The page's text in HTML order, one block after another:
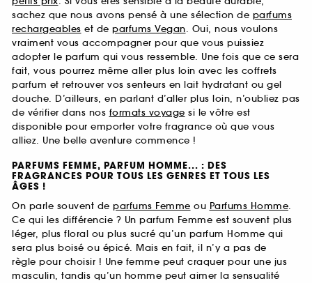
sachez que nous avons pensé à une sélection de parfums
rechargeables et de parfums Vegan. Oui, nous voulons
vraiment vous accompagner pour que vous puissiez
adopter le parfum qui vous ressemble. Une fois que ce sera
fait, vous pourrez même aller plus loin avec les coffrets
parfum et retrouver vos senteurs en lait hydratant ou gel
douche. D’ailleurs, en parlant d’aller plus loin, n’oubliez pas
de vérifier dans nos formats voyage si le vôtre est
disponible pour emporter votre fragrance où que vous
alliez. Une belle aventure commence !
PARFUMS FEMME, PARFUM HOMME... : DES
FRAGRANCES POUR TOUS LES GENRES ET TOUS LES
ÂGES !
On parle souvent de parfums Femme ou Parfums Homme.
Ce qui les différencie ? Un parfum Femme est souvent plus
léger, plus floral ou plus sucré qu’un parfum Homme qui
sera plus boisé ou épicé. Mais en fait, il n’y a pas de
règle pour choisir ! Une femme peut craquer pour une jus
masculin, tandis qu’un homme peut aimer la sensualité